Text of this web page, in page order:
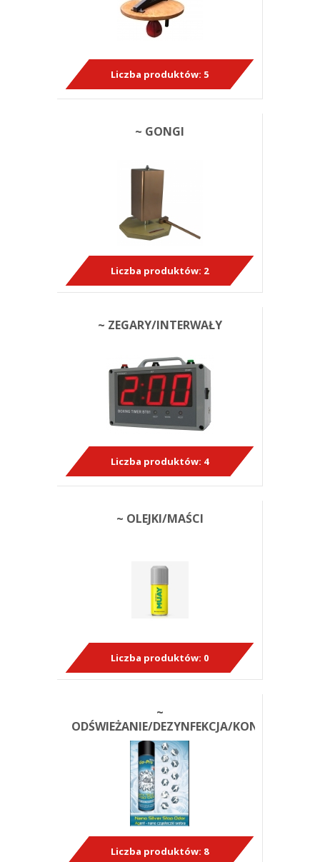
Liczba produktów: 5
~ GONGI
Liczba produktów: 2
~ ZEGARY/INTERWAŁY
Liczba produktów: 4
~ OLEJKI/MAŚCI
Liczba produktów: 0
~
ODŚWIEŻANIE/DEZYNFEKCJA/KONSERWACJA
Liczba produktów: 8